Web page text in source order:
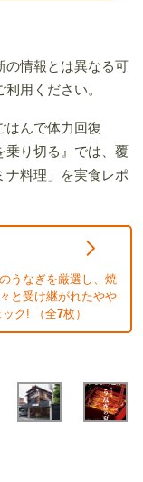
情報とは異なる可
用ください。
はんで体力回復
乗り切る』では、覆
ナ料理」を実食レポ
うなぎを厳選し、焼
と受け継がれたやや
ック! （全7枚）